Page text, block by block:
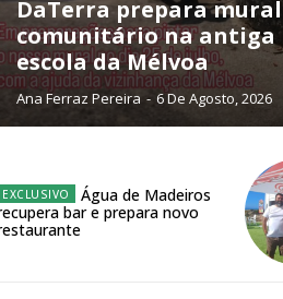
para
DaTerra prepara mural
comunitário na antiga
escola da Mélvoa
Ana Ferraz Pereira - 6 De Agosto, 2026
Água de Madeiros
bar e prepara novo